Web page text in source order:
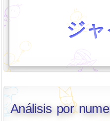
ジ
Análisis por